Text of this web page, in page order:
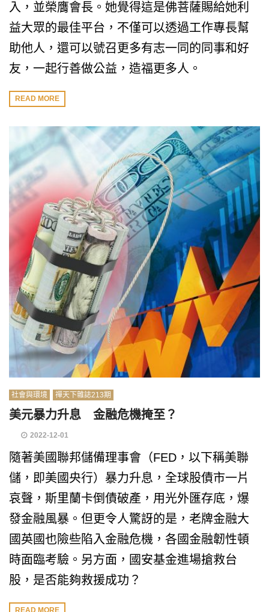
入，並榮膺會長。她覺得這是佛菩薩賜給她利
益大眾的最佳平台，不僅可以透過工作專長幫
助他人，還可以號召更多有志一同的同事和好
友，一起行善做公益，造福更多人。
READ MORE
社會與環境 禪天下雜誌213期
美元暴力升息 金融危機掩至？
2022-12-01
隨著美國聯邦儲備理事會（FED，以下稱美聯
儲，即美國央行）暴力升息，全球股債市一片
哀聲，斯里蘭卡倒債破產，用光外匯存底，爆
發金融風暴。但更令人驚訝的是，老牌金融大
國英國也險些陷入金融危機，各國金融韌性頓
時面臨考驗。另方面，國安基金進場搶救台
股，是否能夠救援成功？